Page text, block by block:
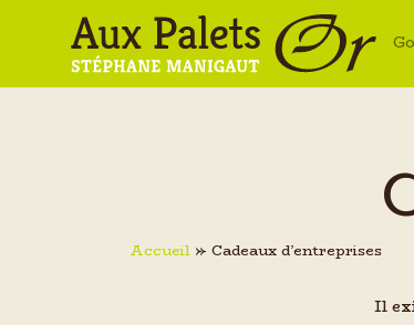
Accueil » Cadeaux d’entreprises
Il